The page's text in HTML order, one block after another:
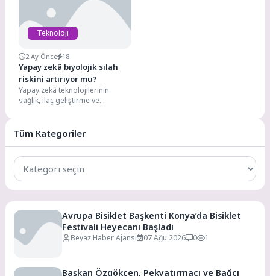
Teknoloji
2 Ay Önce 18
Yapay zekâ biyolojik silah
riskini artırıyor mu?
Yapay zekâ teknolojilerinin
sağlık, ilaç geliştirme ve
artarken,...
Tüm Kategoriler
Tüm
Kategoriler
Avrupa Bisiklet Başkenti Konya’da Bisiklet
Festivali Heyecanı Başladı
Beyaz Haber Ajansı 07 Ağu 2026 0 1
Başkan Özgökçen, Pekyatırmacı ve Bağcı